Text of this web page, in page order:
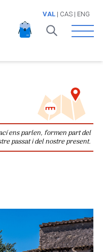
VAL| CAS| ENG
Open
ens parlen, formen part del
passat i del nostre present.